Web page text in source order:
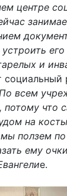
центре
и
социальный
всем
что
на
ползем
ему
е.